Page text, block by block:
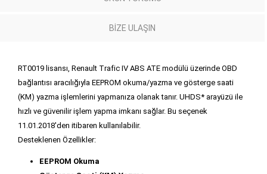
BIZE ULAŞIN
RT0019 lisansı, Renault Trafic IV ABS ATE modülü üzerinde OBD
bağlantısı aracılığıyla EEPROM okuma/yazma ve gösterge saati
(KM) yazma işlemlerini yapmanıza olanak tanır. UHDS* arayüzü ile
hızlı ve güvenilir işlem yapma imkanı sağlar. Bu seçenek
11.01.2018'den itibaren kullanılabilir.
Desteklenen Özellikler:
EEPROM Okuma